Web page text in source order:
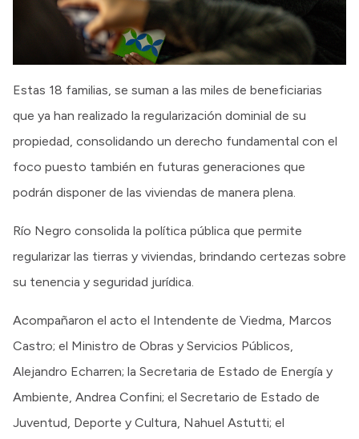
Estas 18 familias, se suman a las miles de beneficiarias
que ya han realizado la regularización dominial de su
propiedad, consolidando un derecho fundamental con el
foco puesto también en futuras generaciones que
podrán disponer de las viviendas de manera plena.
Río Negro consolida la política pública que permite
regularizar las tierras y viviendas, brindando certezas sobre
su tenencia y seguridad jurídica.
Acompañaron el acto el Intendente de Viedma, Marcos
Castro; el Ministro de Obras y Servicios Públicos,
Alejandro Echarren; la Secretaria de Estado de Energía y
Ambiente, Andrea Confini; el Secretario de Estado de
Juventud, Deporte y Cultura, Nahuel Astutti; el